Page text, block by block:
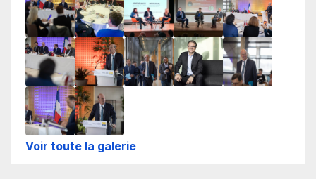
Voir toute la galerie